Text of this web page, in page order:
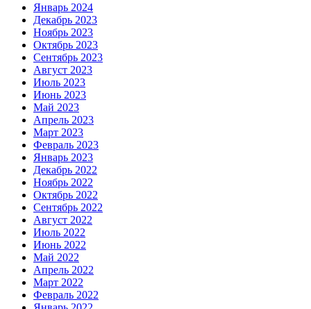
Январь 2024
Декабрь 2023
Ноябрь 2023
Октябрь 2023
Сентябрь 2023
Август 2023
Июль 2023
Июнь 2023
Май 2023
Апрель 2023
Март 2023
Февраль 2023
Январь 2023
Декабрь 2022
Ноябрь 2022
Октябрь 2022
Сентябрь 2022
Август 2022
Июль 2022
Июнь 2022
Май 2022
Апрель 2022
Март 2022
Февраль 2022